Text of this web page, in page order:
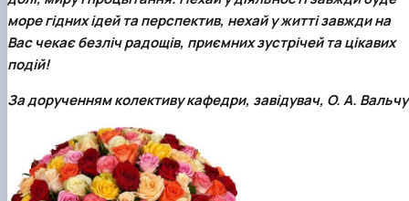
море гідних ідей та перспектив, нехай у житті завжди на
Вас чекає безліч радощів, приємних зустрічей та цікавих
подій!
За дорученням колективу кафедри, завідувач, О. А.